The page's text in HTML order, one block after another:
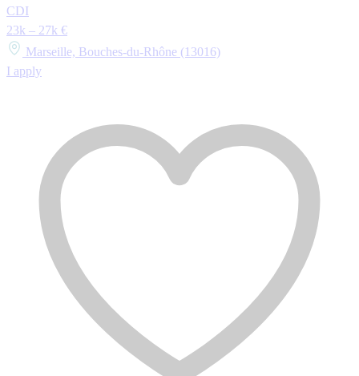
CDI
23k – 27k €
Marseille, Bouches-du-Rhône (13016)
I apply